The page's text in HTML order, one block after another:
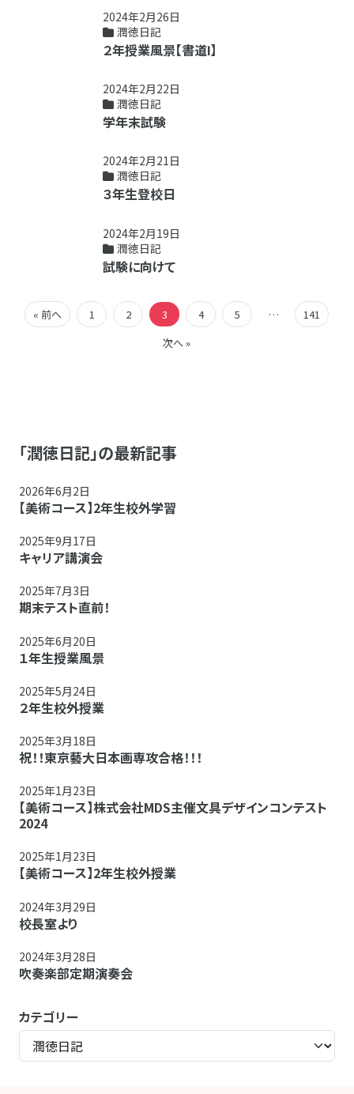
2024年2月26日
潤徳日記
２年授業風景【書道Ⅰ】
2024年2月22日
潤徳日記
学年末試験
2024年2月21日
潤徳日記
３年生登校日
2024年2月19日
潤徳日記
試験に向けて
« 前へ 1 2 3 4 5 …
141
次へ »
「潤徳日記」の最新記事
2026年6月2日
【美術コース】2年生校外学習
2025年9月17日
キャリア講演会
2025年7月3日
期末テスト直前！
2025年6月20日
１年生授業風景
2025年5月24日
２年生校外授業
2025年3月18日
祝！！東京藝大日本画専攻合格！！！
2025年1月23日
【美術コース】株式会社MDS主催文具デザインコンテスト
2024
2025年1月23日
【美術コース】2年生校外授業
2024年3月29日
校長室より
2024年3月28日
吹奏楽部定期演奏会
カテゴリー